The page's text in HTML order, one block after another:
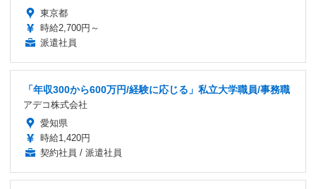
東京都
時給2,700円～
派遣社員
「年収300から600万円/経験に応じる」私立大学職員/事務職
アデコ株式会社
愛知県
時給1,420円
契約社員 / 派遣社員